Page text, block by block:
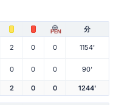
PEN 分
2 0 0 1154'
0 0 0 90'
2 0 0 1244'